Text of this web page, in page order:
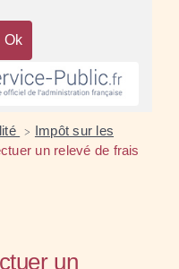
> Impôt sur les
un relevé de frais
un